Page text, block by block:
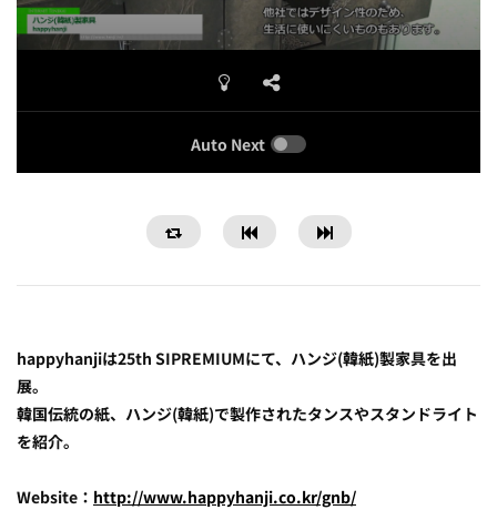
Auto Next
happyhanjiは25th SIPREMIUMにて、ハンジ(韓紙)製家具を出
展。
韓国伝統の紙、ハンジ(韓紙)で製作されたタンスやスタンドライト
を紹介。
Website： http://www.happyhanji.co.kr/gnb/